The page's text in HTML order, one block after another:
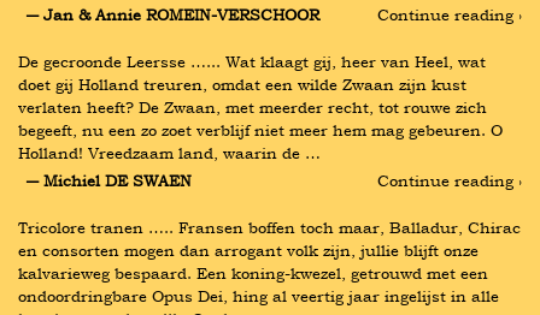
― Jan & Annie ROMEIN-VERSCHOOR
Continue reading ›
De gecroonde Leersse …... Wat klaagt gij, heer van Heel, wat
doet gij Holland treuren, omdat een wilde Zwaan zijn kust
verlaten heeft? De Zwaan, met meerder recht, tot rouwe zich
begeeft, nu een zo zoet verblijf niet meer hem mag gebeuren. O
Holland! Vreedzaam land, waarin de …
― Michiel DE SWAEN
Continue reading ›
Tricolore tranen ….. Fransen boffen toch maar, Balladur, Chirac
en consorten mogen dan arrogant volk zijn, jullie blijft onze
kalvarieweg bespaard. Een koning-kwezel, getrouwd met een
ondoordringbare Opus Dei, hing al veertig jaar ingelijst in alle